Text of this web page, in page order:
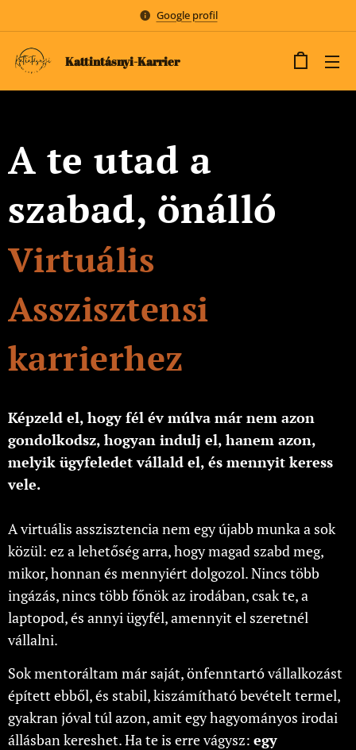
Google profil
Kattintásnyi-Karrier
A te utad a
szabad, önálló
Virtuális
Asszisztensi
karrierhez
Képzeld el, hogy fél év múlva már nem azon
gondolkodsz, hogyan indulj el, hanem azon,
melyik ügyfeledet vállald el, és mennyit keress
vele.
A virtuális asszisztencia nem egy újabb munka a sok
közül: ez a lehetőség arra, hogy magad szabd meg,
mikor, honnan és mennyiért dolgozol. Nincs több
ingázás, nincs több főnök az irodában, csak te, a
laptopod, és annyi ügyfél, amennyit el szeretnél
vállalni.
Sok mentoráltam már saját, önfenntartó vállalkozást
épített ebből, és stabil, kiszámítható bevételt termel,
gyakran jóval túl azon, amit egy hagyományos irodai
állásban kereshet. Ha te is erre vágysz: egy